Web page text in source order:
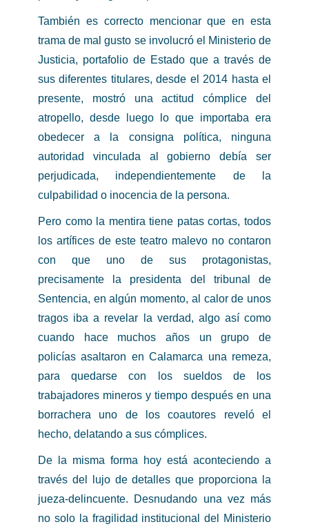
También es correcto mencionar que en esta
trama de mal gusto se involucró el Ministerio de
Justicia, portafolio de Estado que a través de
sus diferentes titulares, desde el 2014 hasta el
presente, mostró una actitud cómplice del
atropello, desde luego lo que importaba era
obedecer a la consigna política, ninguna
autoridad vinculada al gobierno debía ser
perjudicada, independientemente de la
culpabilidad o inocencia de la persona.
Pero como la mentira tiene patas cortas, todos
los artífices de este teatro malevo no contaron
con que uno de sus protagonistas,
precisamente la presidenta del tribunal de
Sentencia, en algún momento, al calor de unos
tragos iba a revelar la verdad, algo así como
cuando hace muchos años un grupo de
policías asaltaron en Calamarca una remeza,
para quedarse con los sueldos de los
trabajadores mineros y tiempo después en una
borrachera uno de los coautores reveló el
hecho, delatando a sus cómplices.
De la misma forma hoy está aconteciendo a
través del lujo de detalles que proporciona la
jueza-delincuente. Desnudando una vez más
no solo la fragilidad institucional del Ministerio